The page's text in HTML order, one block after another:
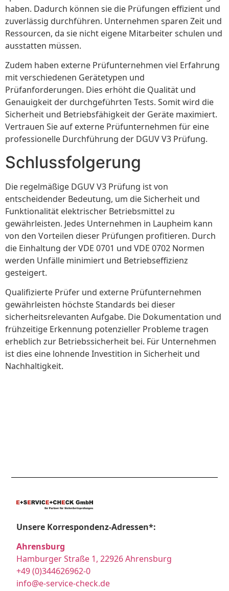
haben. Dadurch können sie die Prüfungen effizient und
zuverlässig durchführen. Unternehmen sparen Zeit und
Ressourcen, da sie nicht eigene Mitarbeiter schulen und
ausstatten müssen.
Zudem haben externe Prüfunternehmen viel Erfahrung
mit verschiedenen Gerätetypen und
Prüfanforderungen. Dies erhöht die Qualität und
Genauigkeit der durchgeführten Tests. Somit wird die
Sicherheit und Betriebsfähigkeit der Geräte maximiert.
Vertrauen Sie auf externe Prüfunternehmen für eine
professionelle Durchführung der DGUV V3 Prüfung.
Schlussfolgerung
Die regelmäßige DGUV V3 Prüfung ist von
entscheidender Bedeutung, um die Sicherheit und
Funktionalität elektrischer Betriebsmittel zu
gewährleisten. Jedes Unternehmen in Laupheim kann
von den Vorteilen dieser Prüfungen profitieren. Durch
die Einhaltung der VDE 0701 und VDE 0702 Normen
werden Unfälle minimiert und Betriebseffizienz
gesteigert.
Qualifizierte Prüfer und externe Prüfunternehmen
gewährleisten höchste Standards bei dieser
sicherheitsrelevanten Aufgabe. Die Dokumentation und
frühzeitige Erkennung potenzieller Probleme tragen
erheblich zur Betriebssicherheit bei. Für Unternehmen
ist dies eine lohnende Investition in Sicherheit und
Nachhaltigkeit.
Unsere Korrespondenz-Adressen*:
Ahrensburg
Hamburger Straße 1, 22926 Ahrensburg
+49 (0)344626962-0
info@e-service-check.de